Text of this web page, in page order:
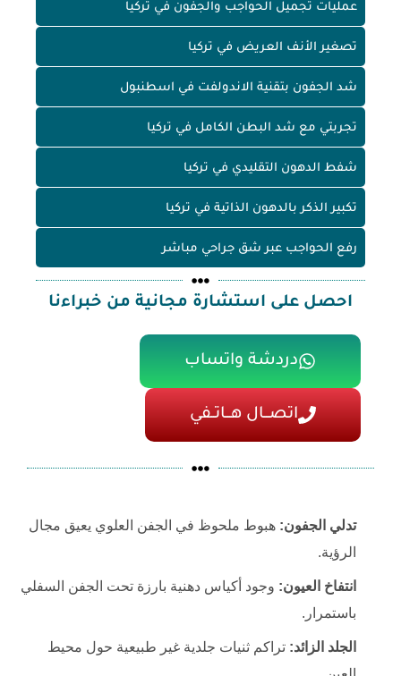
عمليات تجميل الحواجب والجفون في تركيا
تصغير الأنف العريض في تركيا
شد الجفون بتقنية الاندولفت في اسطنبول
تجربتي مع شد البطن الكامل في تركيا
شفط الدهون التقليدي في تركيا
تكبير الذكر بالدهون الذاتية في تركيا
رفع الحواجب عبر شق جراحي مباشر
احصل على استشارة مجانية من خبراءنا
دردشة واتساب
اتصـــال هـــاتــفي
تدلي الجفون: هبوط ملحوظ في الجفن العلوي يعيق مجال
الرؤية.
انتفاخ العيون: وجود أكياس دهنية بارزة تحت الجفن السفلي
باستمرار.
الجلد الزائد: تراكم ثنيات جلدية غير طبيعية حول محيط